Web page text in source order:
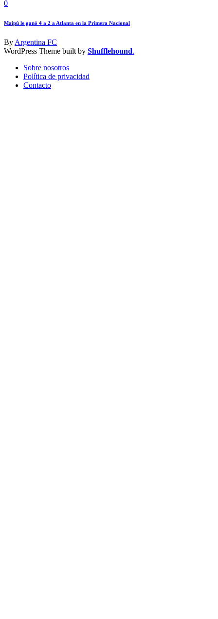
0
Maipú le ganó 4 a 2 a Atlanta en la Primera Nacional
By Argentina FC
WordPress Theme built by Shufflehound.
Sobre nosotros
Política de privacidad
Contacto